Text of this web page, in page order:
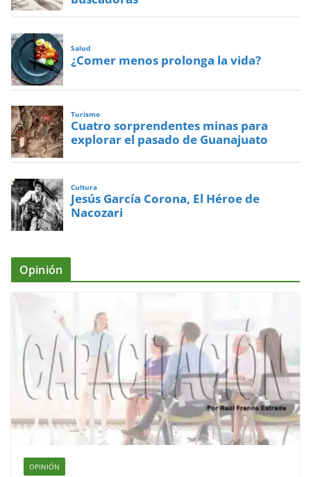
Salud
¿Comer menos prolonga la vida?
Turismo
Cuatro sorprendentes minas para
explorar el pasado de Guanajuato
Cultura
Jesús García Corona, El Héroe de
Nacozari
Opinión
OPINIÓN